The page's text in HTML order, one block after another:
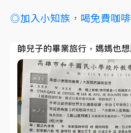
◎加入小知族，喝免費咖啡